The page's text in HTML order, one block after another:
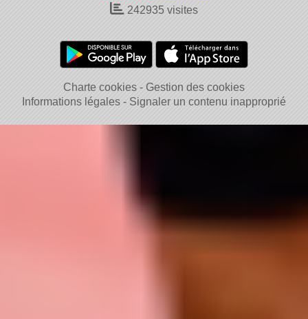
242935 visites
Charte cookies
Gestion des cookies
Informations légales
Signaler un contenu inapproprié